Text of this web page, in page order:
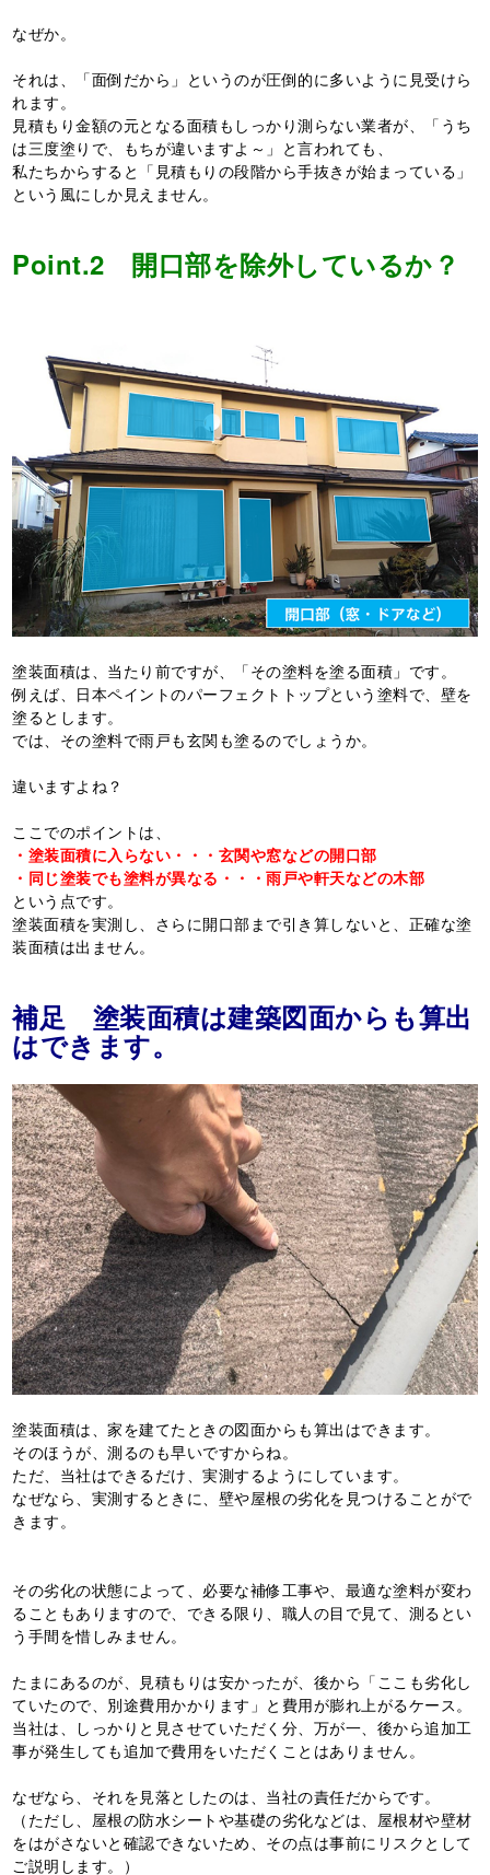
なぜか。
それは、「面倒だから」というのが圧倒的に多いように見受けら
れます。
見積もり金額の元となる面積もしっかり測らない業者が、「うち
は三度塗りで、もちが違いますよ～」と言われても、
私たちからすると「見積もりの段階から手抜きが始まっている」
という風にしか見えません。
Point.2 開口部を除外しているか？
塗装面積は、当たり前ですが、「その塗料を塗る面積」です。
例えば、日本ペイントのパーフェクトトップという塗料で、壁を
塗るとします。
では、その塗料で雨戸も玄関も塗るのでしょうか。
違いますよね？
ここでのポイントは、
・塗装面積に入らない・・・玄関や窓などの開口部
・同じ塗装でも塗料が異なる・・・雨戸や軒天などの木部
という点です。
塗装面積を実測し、さらに開口部まで引き算しないと、正確な塗
装面積は出ません。
補足 塗装面積は建築図面からも算出
はできます。
塗装面積は、家を建てたときの図面からも算出はできます。
そのほうが、測るのも早いですからね。
ただ、当社はできるだけ、実測するようにしています。
なぜなら、実測するときに、壁や屋根の劣化を見つけることがで
きます。
その劣化の状態によって、必要な補修工事や、最適な塗料が変わ
ることもありますので、できる限り、職人の目で見て、測るとい
う手間を惜しみません。
たまにあるのが、見積もりは安かったが、後から「ここも劣化し
ていたので、別途費用かかります」と費用が膨れ上がるケース。
当社は、しっかりと見させていただく分、万が一、後から追加工
事が発生しても追加で費用をいただくことはありません。
なぜなら、それを見落としたのは、当社の責任だからです。
（ただし、屋根の防水シートや基礎の劣化などは、屋根材や壁材
をはがさないと確認できないため、その点は事前にリスクとして
ご説明します。）